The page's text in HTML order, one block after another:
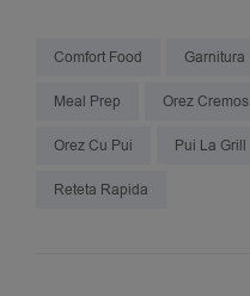
Comfort Food Garnitura
Meal Prep Orez Cremos
Orez Cu Pui Pui La Grill
Reteta Rapida